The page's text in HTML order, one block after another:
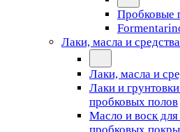
Пробковые
Лаки, масла и
Лаки, масла и
Лаки и
пробковых полов
Масло и воск